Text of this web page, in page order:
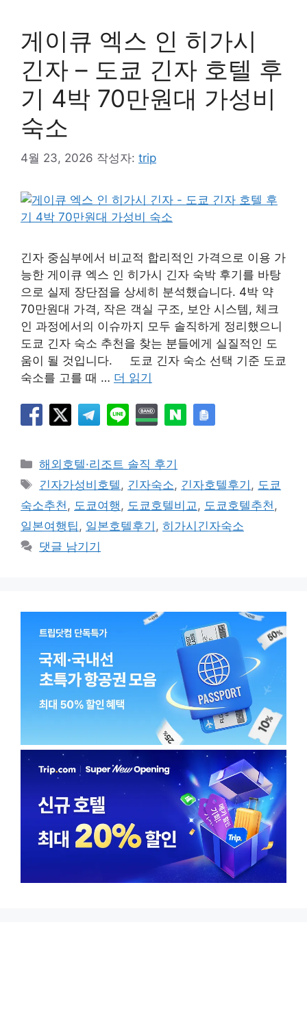
게이큐 엑스 인 히가시
긴자 – 도쿄 긴자 호텔 후
기 4박 70만원대 가성비
숙소
4월 23, 2026 작성자: trip
긴자 중심부에서 비교적 합리적인 가격으로 이용 가
능한 게이큐 엑스 인 히가시 긴자 숙박 후기를 바탕
으로 실제 장단점을 상세히 분석했습니다. 4박 약
70만원대 가격, 작은 객실 구조, 보안 시스템, 체크
인 과정에서의 이슈까지 모두 솔직하게 정리했으니
도쿄 긴자 숙소 추천을 찾는 분들에게 실질적인 도
움이 될 것입니다. 도쿄 긴자 숙소 선택 기준 도쿄
숙소를 고를 때 … 더 읽기
카
테
리
해외호텔·리조트 솔직 후기
태
그
긴자가성비호텔, 긴자숙소, 긴자호텔후기 , 도쿄
숙소추천, 도쿄여행, 도쿄호텔비교, 도쿄호텔추천,
일본여행팁, 일본호텔후기 , 히가시긴자숙소
댓글 남기기